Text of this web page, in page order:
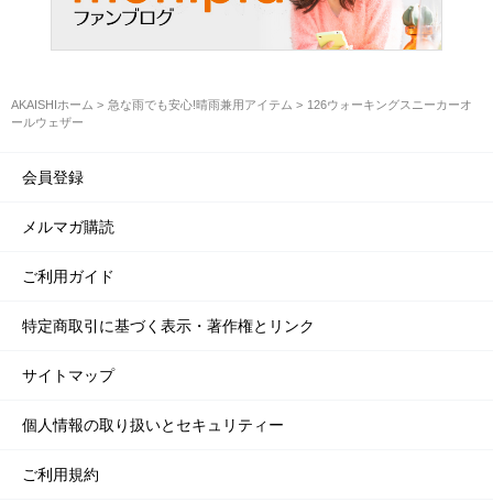
AKAISHIホーム 急な雨でも安心!晴雨兼用アイテム
126ウォーキングスニーカーオ
ールウェザー
会員登録
メルマガ購読
ご利用ガイド
特定商取引に基づく表示・著作権とリンク
サイトマップ
個人情報の取り扱いとセキュリティー
ご利用規約